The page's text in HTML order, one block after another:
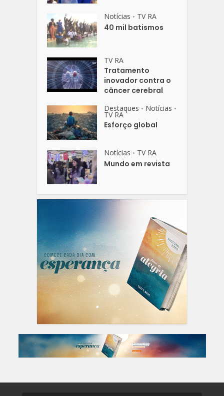
Notícias • TV RA
40 mil batismos
TV RA
Tratamento
inovador contra o
câncer cerebral
Destaques • Notícias •
TV RA
Esforço global
Notícias • TV RA
Mundo em revista